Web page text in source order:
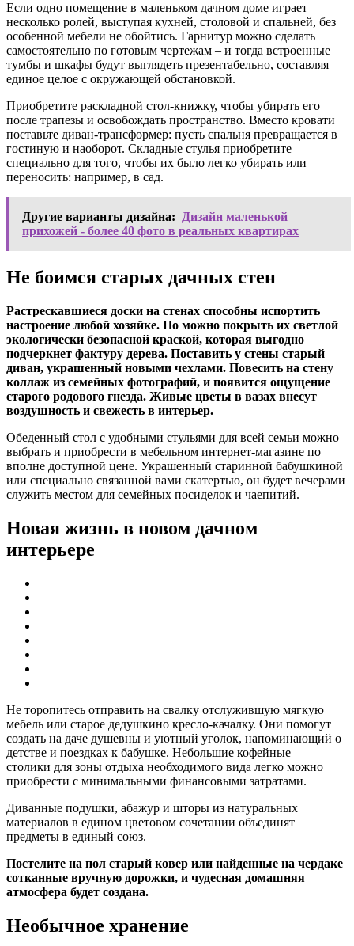
Если одно помещение в маленьком дачном доме играет
несколько ролей, выступая кухней, столовой и спальней, без
особенной мебели не обойтись. Гарнитур можно сделать
самостоятельно по готовым чертежам – и тогда встроенные
тумбы и шкафы будут выглядеть презентабельно, составляя
единое целое с окружающей обстановкой.
Приобретите раскладной стол-книжку, чтобы убирать его
после трапезы и освобождать пространство. Вместо кровати
поставьте диван-трансформер: пусть спальня превращается в
гостиную и наоборот. Складные стулья приобретите
специально для того, чтобы их было легко убирать или
переносить: например, в сад.
Другие варианты дизайна:
Дизайн маленькой
прихожей - более 40 фото в реальных квартирах
Не боимся старых дачных стен
Растрескавшиеся доски на стенах способны испортить
настроение любой хозяйке. Но можно покрыть их светлой
экологически безопасной краской, которая выгодно
подчеркнет фактуру дерева. Поставить у стены старый
диван, украшенный новыми чехлами. Повесить на стену
коллаж из семейных фотографий, и появится ощущение
старого родового гнезда. Живые цветы в вазах внесут
воздушность и свежесть в интерьер.
Обеденный стол с удобными стульями для всей семьи можно
выбрать и приобрести в мебельном интернет-магазине по
вполне доступной цене. Украшенный старинной бабушкиной
или специально связанной вами скатертью, он будет вечерами
служить местом для семейных посиделок и чаепитий.
Новая жизнь в новом дачном
интерьере
Не торопитесь отправить на свалку отслужившую мягкую
мебель или старое дедушкино кресло-качалку. Они помогут
создать на даче душевны и уютный уголок, напоминающий о
детстве и поездках к бабушке. Небольшие кофейные
столики для зоны отдыха необходимого вида легко можно
приобрести с минимальными финансовыми затратами.
Диванные подушки, абажур и шторы из натуральных
материалов в едином цветовом сочетании объединят
предметы в единый союз.
Постелите на пол старый ковер или найденные на чердаке
сотканные вручную дорожки, и чудесная домашняя
атмосфера будет создана.
Необычное хранение